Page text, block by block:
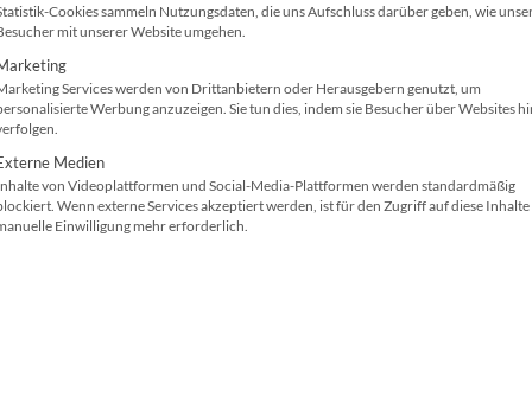
HP Color LaserJet Managed MFP E57540dn
DIN A4
38 (Farbe) / 38(SW)
Seiten/Min.
Hi-Speed USB, Gigabit-LAN
Scanner:
HP ImageREt
Kaum ein IT-Equipment ist so
Cookies sammeln Nutzungsdaten, die uns Aufschluss darüber geben, wie
mit unserer Website umgehen.
Services werden von Drittanbietern oder Herausgebern genutzt, um
Werbung anzuzeigen. Sie tun dies, indem sie Besucher über Websites
Medien
von Videoplattformen und Social-Media-Plattformen werden standardmäßig
Wenn externe Services akzeptiert werden, ist für den Zugriff auf diese Inhalte
Einwilligung mehr erforderlich.